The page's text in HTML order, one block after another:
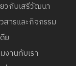
วกับเสรีวัฒนา
สารและกิจกรรม
ย
งานกับเรา